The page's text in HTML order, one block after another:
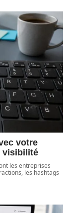
votre
visibilité
les entreprises
les hashtags